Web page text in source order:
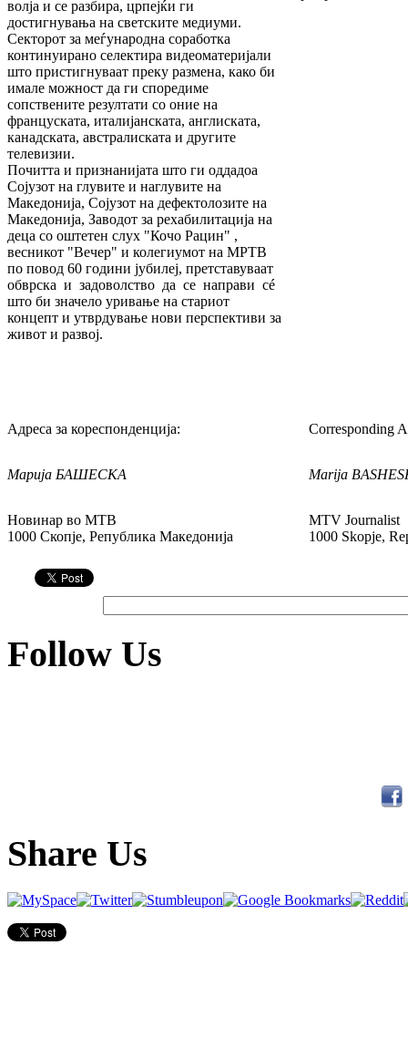
волја и се разбира, црпејќи ги
достигнувања на светските медиуми.
Секторот за меѓународна соработка
континуирано селектира видеоматеријали
што пристигнуваат преку размена, како би
имале можност да ги споредиме
сопствените резултати со оние на
француската, италијанската, англиската,
канадската, австралиската и другите
телевизии.
Почитта и признанијата што ги оддадоа
Сојузот на глувите и наглувите на
Македонија, Сојузот на дефектолозите на
Македонија, Заводот за рехабилитација на
деца со оштетен слух "Кочо Рацин" ,
весникот "Вечер" и колегиумот на МРТВ
по повод 60 години јубилеј, претставуваат
обврска и задоволство да се направи сé
што би значело уривање на стариот
концепт и утврдување нови перспективи за
живот и развој.
Адреса за кореспонденција: Corresponding
Марија БАШЕСКА Marija
Новинар во МТВ
1000 Скопје, Република Македонија
MTV Journalist
1000 Skopje,
Follow Us
Share Us